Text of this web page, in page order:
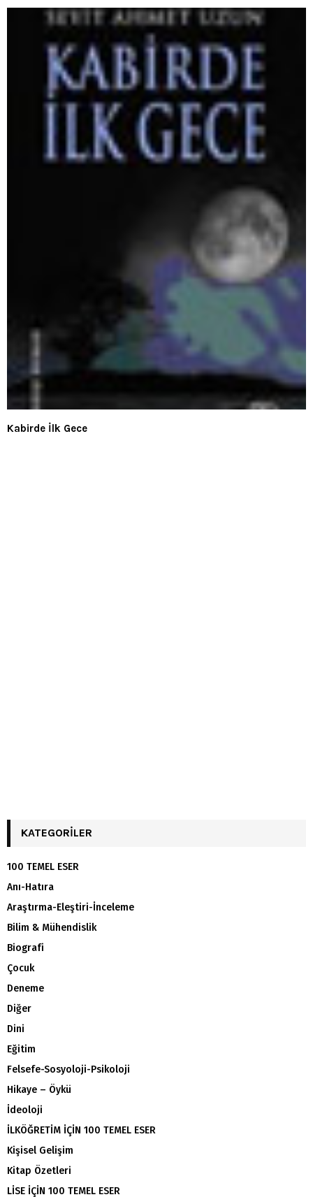
Kabirde İlk Gece
KATEGORILER
100 TEMEL ESER
Anı-Hatıra
Araştırma-Eleştiri-İnceleme
Bilim & Mühendislik
Biografi
Çocuk
Deneme
Diğer
Dini
Eğitim
Felsefe-Sosyoloji-Psikoloji
Hikaye – Öykü
İdeoloji
İLKÖĞRETİM İÇİN 100 TEMEL ESER
Kişisel Gelişim
Kitap Özetleri
LİSE İÇİN 100 TEMEL ESER